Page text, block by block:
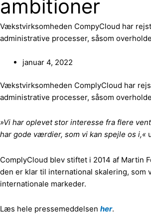
ambitioner
Vækstvirksomheden CompyCloud har
administrative processer, såsom
januar 4, 2022
Vækstvirksomheden ComplyCloud har
administrative processer, såsom
»Vi har oplevet stor interesse fra flere
har gode værdier, som vi kan spejle os i,«
ComplyCloud blev stiftet i 2014 af Martin
den er klar til international skalering, som
internationale markeder.
Læs hele pressemeddelsen her.